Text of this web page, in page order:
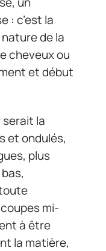
: c’est la
de la
cheveux ou
et début
serait la
et ondulés,
plus
mi-
à être
la matière,